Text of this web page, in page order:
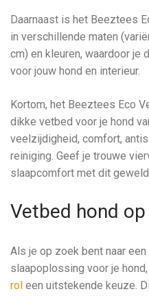
Daarnaast is het Beeztees
in verschillende maten
cm) en kleuren, waardoor je
voor jouw hond en interieur.
Kortom, het Beeztees Eco
dikke vetbed voor je hond
veelzijdigheid, comfort,
reiniging. Geef je trouwe
slaapcomfort met dit
Vetbed hond op
Als je op zoek bent naar
slaapoplossing voor je
rol een uitstekende keuze.